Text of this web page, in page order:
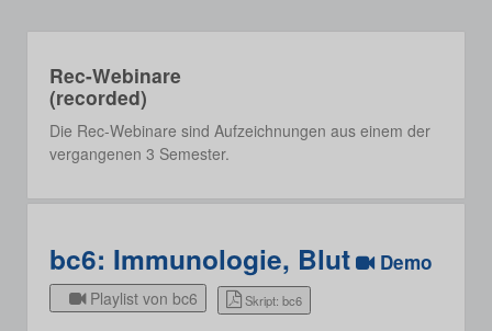
Rec-Webinare
(recorded)
Die Rec-Webinare sind Aufzeichnungen aus einem der
vergangenen 3 Semester.
bc6: Immunologie, Blut Demo
Playlist von bc6 Skript: bc6